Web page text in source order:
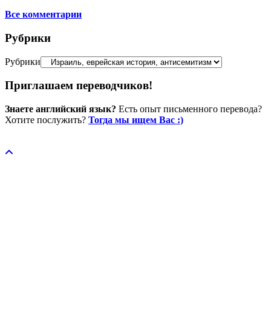
Все комментарии
Рубрики
Рубрики
Приглашаем переводчиков!
Знаете английский язык? Есть опыт письменного перевода?
Хотите послужить? Тогда мы ищем Вас :)